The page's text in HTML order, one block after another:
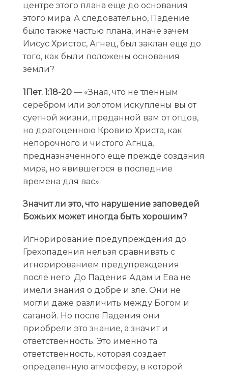
центре этого плана еще до основания
этого мира. А следовательно, Падение
было также частью плана, иначе зачем
Иисус Христос, Агнец, был заклан еще до
того, как были положены основания
земли?
1Пет. 1:18-20— «Зная, что не тленным
серебром или золотом искуплены вы от
суетной жизни, преданной вам от отцов,
но драгоценною Кровию Христа, как
непорочного и чистого Агнца,
предназначенного еще прежде создания
мира, но явившегося в последние
времена для вас».
Значит ли это, что нарушение заповедей
Божьих может иногда быть хорошим?
Игнорирование предупреждения до
Грехопадения нельзя сравнивать с
игнорированием предупреждения
после него. До Падения Адам и Ева не
имели знания о добре и зле. Они не
могли даже различить между Богом и
сатаной. Но после Падения они
приобрели это знание, а значит и
ответственность. Это именно та
ответственность, которая создает
определенную атмосферу, в которой